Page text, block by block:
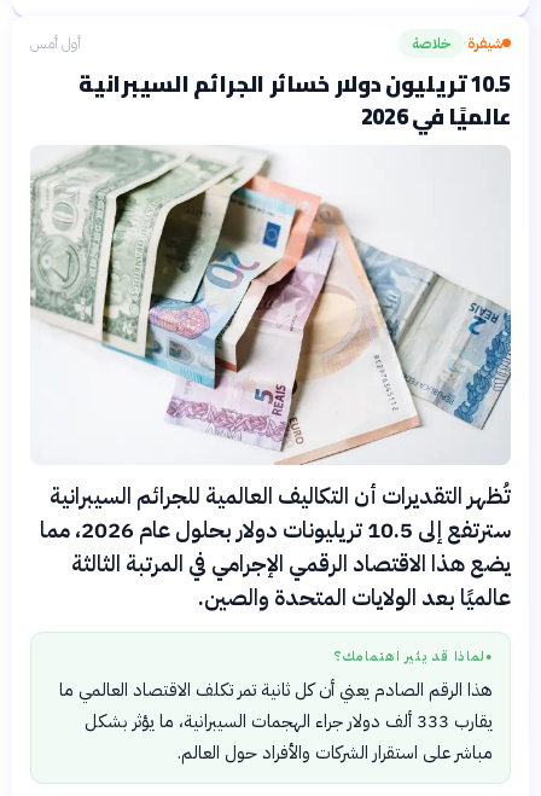
شيفرة› خلاصة أول أمس
10.5 تريليون دولار خسائر الجرائم السيبرانية
عالميًا في 2026
تُظهر التقديرات أن التكاليف العالمية للجرائم السيبرانية
سترتفع إلى 10.5 تريليونات دولار بحلول عام 2026، مما
يضع هذا الاقتصاد الرقمي الإجرامي في المرتبة الثالثة
عالميًا بعد الولايات المتحدة والصين.
● لماذا قد يثير اهتمامك؟
هذا الرقم الصادم يعني أن كل ثانية تمر تكلف الاقتصاد العالمي ما
يقارب 333 ألف دولار جراء الهجمات السيبرانية، ما يؤثر بشكل
مباشر على استقرار الشركات والأفراد حول العالم.